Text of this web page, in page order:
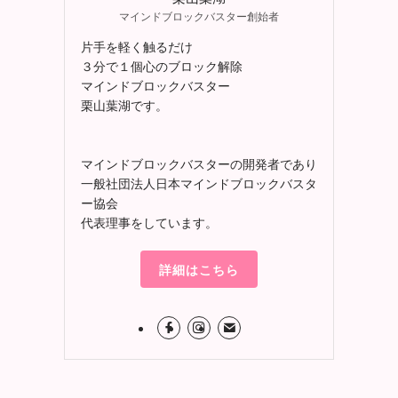
マインドブロックバスター創始者
片手を軽く触るだけ
３分で１個心のブロック解除
マインドブロックバスター
栗山葉湖です。
マインドブロックバスターの開発者であり
一般社団法人日本マインドブロックバスタ
ー協会
代表理事をしています。
詳細はこちら